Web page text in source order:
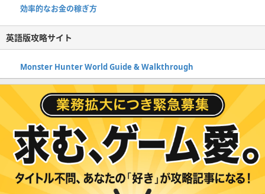
効率的なお金の稼ぎ方
英語版攻略サイト
Monster Hunter World Guide & Walkthrough